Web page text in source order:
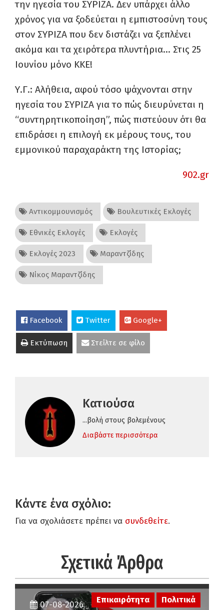
την ηγεσία του ΣΥΡΙΖΑ. Δεν υπάρχει άλλο
χρόνος για να ξοδεύεται η εμπιστοσύνη τους
στον ΣΥΡΙΖΑ που δεν διστάζει να ξεπλένει
ακόμα και τα χειρότερα πλυντήρια… Στις 25
Ιουνίου μόνο ΚΚΕ!
Υ.Γ.: Αλήθεια, αφού τόσο ψάχνονται στην
ηγεσία του ΣΥΡΙΖΑ για το πώς διευρύνεται η
“συντηρητικοποίηση”, πώς πιστεύουν ότι θα
επιδράσει η επιλογή εκ μέρους τους, του
εμμονικού παραχαράκτη της Ιστορίας;
902.gr
Αντικομμουνισμός Βουλευτικές Εκλογές
Εθνικές Εκλογές Εκλογές
Εκλογές 2023 Μαραντζίδης
Νίκος Μαραντζίδης
Facebook Twitter Google+
Εκτύπωση Στείλτε σε φίλο
Κατιούσα
...βολή στους βολεμένους
Διαβάστε περισσότερα
Κάντε ένα σχόλιο:
Για να σχολιάσετε πρέπει να συνδεθείτε.
Σχετικά Άρθρα
Επικαιρότητα Πολιτικά
07-08-2026